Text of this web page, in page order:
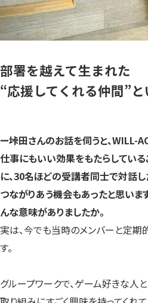
部署を越えて生まれた
“応援してくれる仲間”
ー垰田さんのお話を伺うと、WILL-
仕事にもいい効果をもたらしている
に、30名ほどの受講者同士で対話し
つながりあう機会もあったと思いま
んな意味がありましたか。
実は、今でも当時のメンバーと定期
す。
グループワークで、ゲーム好きな人